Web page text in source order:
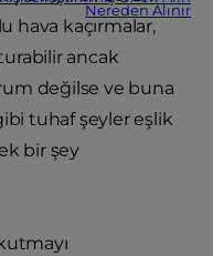
Nereden Alınır
hava kaçırmalar,
ancak
değilse ve buna
gibi tuhaf şeyler eşlik
bir şey